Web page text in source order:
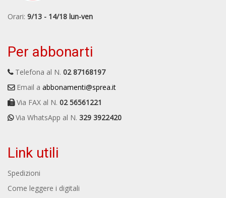
Orari: 9/13 - 14/18 lun-ven
Per abbonarti
Telefona al N. 02 87168197
Email a abbonamenti@sprea.it
Via FAX al N. 02 56561221
Via WhatsApp al N. 329 3922420
Link utili
Spedizioni
Come leggere i digitali